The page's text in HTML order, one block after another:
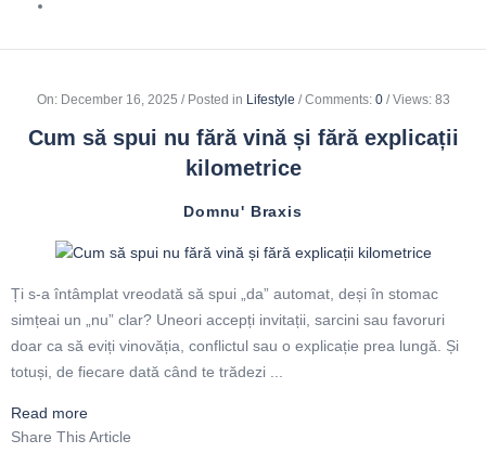
On: December 16, 2025 Posted in Lifestyle Comments: 0 Views: 83
Cum să spui nu fără vină și fără explicații
kilometrice
Domnu' Braxis
Ți s-a întâmplat vreodată să spui „da” automat, deși în stomac
simțeai un „nu” clar? Uneori accepți invitații, sarcini sau favoruri
doar ca să eviți vinovăția, conflictul sau o explicație prea lungă. Și
totuși, de fiecare dată când te trădezi ...
Read more
Share This Article